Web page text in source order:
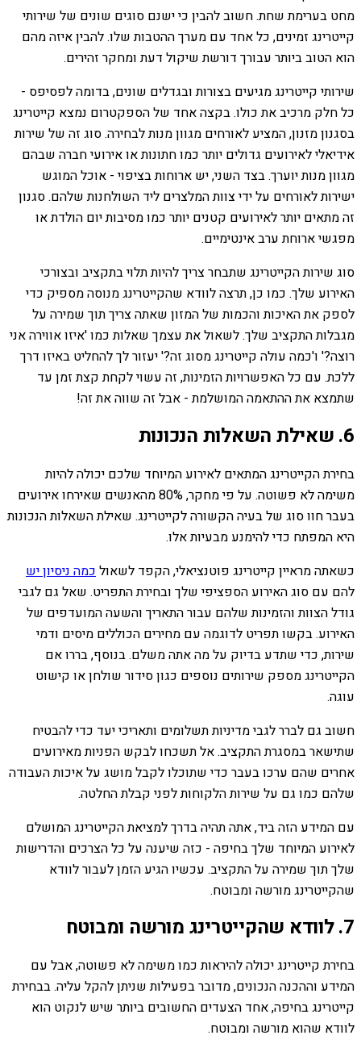
מחט בערימת שחת. חשוב להבין כי ישנם סוגים שונים של שירותי
קייטרינג זמינים, כל אחד עם מערך ההטבות שלו. להבין איזה מהם
הוא הטוב ביותר עבורך דורשת שיקול דעת ומחקר זהירים.
שירותי קייטרינג מגיעים בצורות ובגדלים שונים, בדומה לפסיפס -
כל חלק מרכיב את כולו. בקצה אחד של הספקטרום נמצא קייטרינג
בסגנון מזנון, המציע לאורחים מגוון מנות לבחירה. סוג זה של שירות
אידיאלי לאירועים גדולים יותר כמו חתונות או אירועי חברה שבהם
מגוון מנות יוערך. בצד השני, יש ארוחות בציפוי - אוכל המוגש
ישירות לאורחים על ידי צוות המלצרים ליד השולחנות שלהם. סגנון
זה מתאים יותר לאירועים קטנים יותר כמו מסיבות יום הולדת או
מפגשי ארוחת ערב אינטימיים.
סוג שירות הקייטרינג שתבחר צריך להיות תלוי בתקציב ובצורכי
האירוע שלך. כמו כן, תרצה לוודא שהקייטרינג מנוסה מספיק כדי
לספק את האיכות והכמות של המזון שאתה צריך תוך שמירה על
מגבלות התקציב שלך. לשאול את עצמך שאלות כמו 'איזו אווירה אני
רוצה?' ו'כמה עולה קייטרינג מסוג זה?' יעזור לך להחליט באיזו דרך
ללכת. עם כל האפשרויות הזמינות, זה עשוי לקחת קצת זמן עד
שתמצא את ההתאמה המושלמת - אבל זה שווה את זה!
6. שאילת השאלות הנכונות
בחירת הקייטרינג המתאים לאירוע המיוחד שלכם יכולה להיות
משימה לא פשוטה. על פי מחקר, 80% מהאנשים שאירחו אירועים
בעבר חוו סוג של בעיה הקשורה לקייטרינג. שאילת השאלות הנכונות
היא המפתח כדי להימנע מבעיות אלו.
כשאתה מראיין קייטרינג פוטנציאלי, הקפד לשאול כמה ניסיון יש
להם עם סוג האירוע הספציפי שלך ובחירת התפריט. שאל גם לגבי
גודל הצוות והזמינות שלהם עבור התאריך והשעה המועדפים של
האירוע. בקשו תפריט לדוגמה עם מחירים הכוללים מיסים ודמי
שירות, כדי שתדע בדיוק על מה אתה משלם. בנוסף, בררו אם
הקייטרינג מספק שירותים נוספים כגון סידור שולחן או קישוט
עוגה.
חשוב גם לברר לגבי מדיניות תשלומים ותאריכי יעד כדי להבטיח
שתישאר במסגרת התקציב. אל תשכחו לבקש הפניות מאירועים
אחרים שהם ערכו בעבר כדי שתוכלו לקבל מושג על איכות העבודה
שלהם כמו גם על שירות הלקוחות לפני קבלת החלטה.
עם המידע הזה ביד, אתה תהיה בדרך למציאת הקייטרינג המושלם
לאירוע המיוחד שלך בחיפה - כזה שיענה על כל הצרכים והדרישות
שלך תוך שמירה על התקציב. עכשיו הגיע הזמן לעבור לוודא
שהקייטרינג מורשה ומבוטח.
7. לוודא שהקייטרינג מורשה ומבוטח
בחירת קייטרינג יכולה להיראות כמו משימה לא פשוטה, אבל עם
המידע וההכנה הנכונים, מדובר בפעילות שניתן להקל עליה. בבחירת
קייטרינג בחיפה, אחד הצעדים החשובים ביותר שיש לנקוט הוא
לוודא שהוא מורשה ומבוטח.